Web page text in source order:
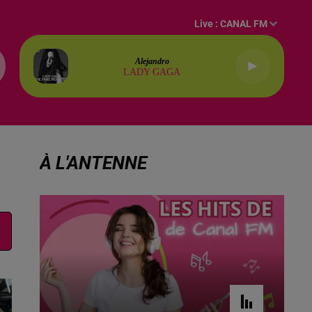
Live :CANAL FM
Alejandro
LADY GAGA
À L'ANTENNE